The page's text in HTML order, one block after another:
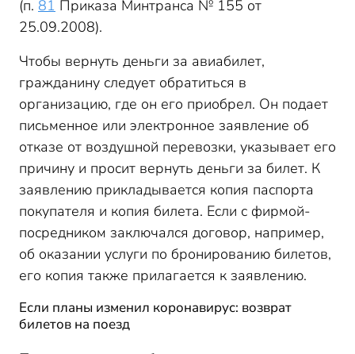
(п. 81 Приказа Минтранса № 155 от
25.09.2008).
Чтобы вернуть деньги за авиабилет,
гражданину следует обратиться в
организацию, где он его приобрел. Он подает
письменное или электронное заявление об
отказе от воздушной перевозки, указывает его
причину и просит вернуть деньги за билет. К
заявлению прикладывается копия паспорта
покупателя и копия билета. Если с фирмой-
посредником заключался договор, например,
об оказании услуги по бронированию билетов,
его копия также прилагается к заявлению.
Если планы изменил коронавирус: возврат
билетов на поезд